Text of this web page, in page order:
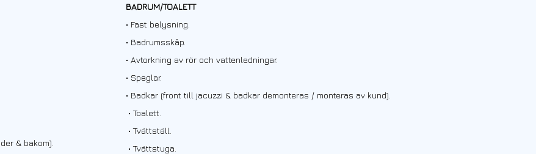
& bakom).
BADRUM/TOALETT
• Fast belysning.
• Badrumsskåp.
• Avtorkning av rör och vattenledningar.
• Speglar.
• Badkar (front till jacuzzi & badkar demonteras / monteras av kund).
• Toalett.
• Tvättställ.
• Tvättstuga.